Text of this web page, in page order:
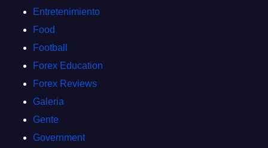
Entretenimiento
Food
Football
Forex Education
Forex Reviews
Galeria
Gente
Government